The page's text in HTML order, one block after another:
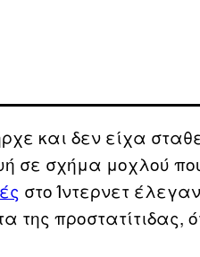
και δεν είχα
σε σχήμα μοχλού
στο Ίντερνετ
προστατίτιδας,